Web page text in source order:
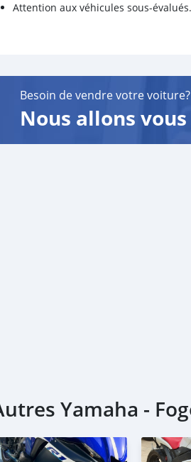
Attention aux véhicules sous-
Besoin de vendre votre voiture?
Nous allons
Yamaha -